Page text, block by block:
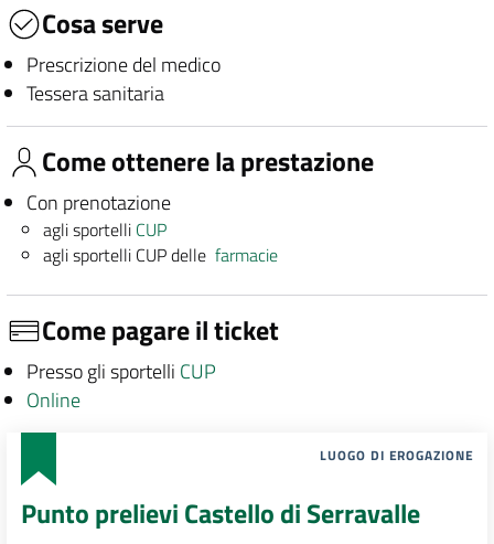
Cosa serve
Prescrizione del medico
Tessera sanitaria
Come ottenere la prestazione
Con prenotazione
agli sportelli CUP
agli sportelli CUP dellefarmacie
Come pagare il ticket
Presso gli sportelli CUP
Online
LUOGO DI EROGAZIONE
Punto prelievi Castello di Serravalle